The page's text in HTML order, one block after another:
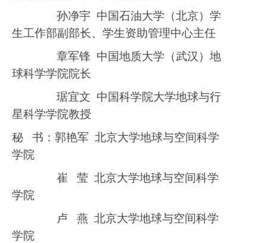
孙净宇 中国石油大学（北京）学
生工作部副部长、学生资助管理中心主任
章军锋 中国地质大学（武汉）地
球科学学院院长
琚宜文 中国科学院大学地球与行
星科学学院教授
秘
书：郭艳军 北京大学地球与空间科学
学院
崔
莹 北京大学地球与空间科学
学院
卢
燕 北京大学地球与空间科学
学院